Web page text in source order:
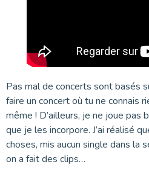
Pas mal de concerts sont basés
faire un concert où tu ne connais
même ! D’ailleurs, je ne joue pas
que je les incorpore. J’ai réalisé
choses, mis aucun single dans la
on a fait des clips…